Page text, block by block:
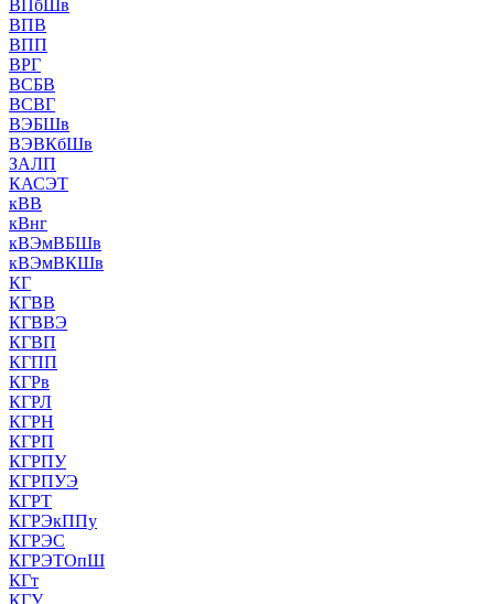
ВПбШв
ВПВ
ВПП
ВРГ
ВСБВ
ВСВГ
ВЭБШв
ВЭВКбШв
ЗАЛП
КАСЭТ
кВВ
кВнг
кВЭмВБШв
кВЭмВКШв
КГ
КГВВ
КГВВЭ
КГВП
КГПП
КГРв
КГРЛ
КГРН
КГРП
КГРПУ
КГРПУЭ
КГРТ
КГРЭкППу
КГРЭС
КГРЭТОпШ
КГт
КГУ